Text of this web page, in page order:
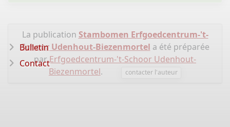
La publication Stambomen Erfgoedcentrum-'t-
Schoor Udenhout-Biezenmortel a été préparée
parErfgoedcentrum-'t-Schoor Udenhout-
Biezenmortel. contacter l'auteur
Bulletin
Contact